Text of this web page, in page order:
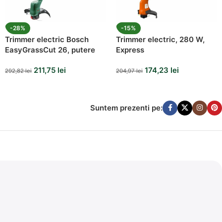
-28%
Trimmer electric Bosch
EasyGrassCut 26, putere
292,82lei 211,75 lei
-15%
Trimmer electric, 280 W,
Express
204,97lei 174,23 lei
Suntem prezenti pe: